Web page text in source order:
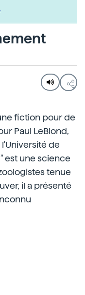
fiction pour de
Paul LeBlond,
de
est une science
tenue
il a présenté